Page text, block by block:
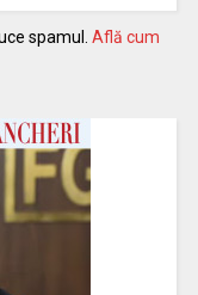
spamul. Află cum